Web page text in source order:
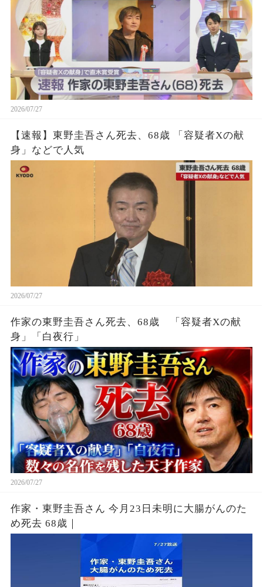
2026/07/27
【速報】東野圭吾さん死去、68歳 「容疑者Xの献
身」などで人気
2026/07/27
作家の東野圭吾さん死去、68歳 「容疑者Xの献
身」「白夜行」
2026/07/27
作家・東野圭吾さん 今月23日未明に大腸がんのた
め死去 68歳｜